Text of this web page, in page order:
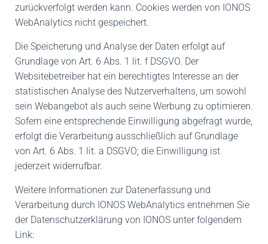
zurückverfolgt werden kann. Cookies werden von IONOS
WebAnalytics nicht gespeichert.
Die Speicherung und Analyse der Daten erfolgt auf
Grundlage von Art. 6 Abs. 1 lit. f DSGVO. Der
Websitebetreiber hat ein berechtigtes Interesse an der
statistischen Analyse des Nutzerverhaltens, um sowohl
sein Webangebot als auch seine Werbung zu optimieren.
Sofern eine entsprechende Einwilligung abgefragt wurde,
erfolgt die Verarbeitung ausschließlich auf Grundlage
von Art. 6 Abs. 1 lit. a DSGVO; die Einwilligung ist
jederzeit widerrufbar.
Weitere Informationen zur Datenerfassung und
Verarbeitung durch IONOS WebAnalytics entnehmen Sie
der Datenschutzerklärung von IONOS unter folgendem
Link: